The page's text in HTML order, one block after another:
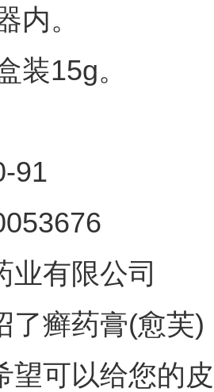
内。
装15g。
91
业有限公司
了癣药膏(愈芙)
望可以给您的皮